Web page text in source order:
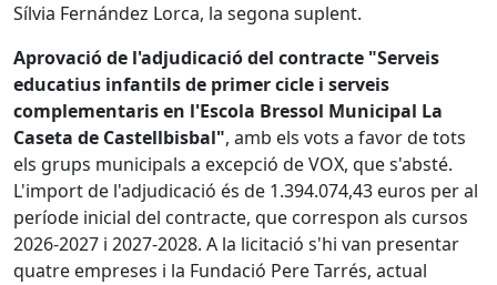
Sílvia Fernández Lorca, la segona suplent.
Aprovació de l'adjudicació del contracte "Serveis
educatius infantils de primer cicle i serveis
complementaris en l'Escola Bressol Municipal La
Caseta de Castellbisbal", amb els vots a favor de tots
els grups municipals a excepció de VOX, que s'absté.
L'import de l'adjudicació és de 1.394.074,43 euros per al
període inicial del contracte, que correspon als cursos
2026-2027 i 2027-2028. A la licitació s'hi van presentar
quatre empreses i la Fundació Pere Tarrés, actual